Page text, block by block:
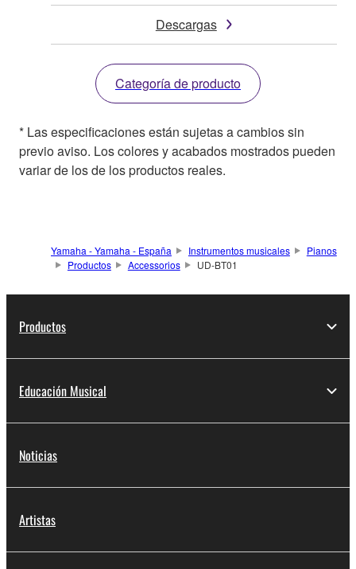
Descargas
Categoría de producto
* Las especificaciones están sujetas a cambios sin
previo aviso. Los colores y acabados mostrados pueden
variar de los de los productos reales.
Yamaha - Yamaha - España Instrumentos musicales
Pianos
Productos
Accessorios UD-BT01
Productos
Educación Musical
Noticias
Artistas